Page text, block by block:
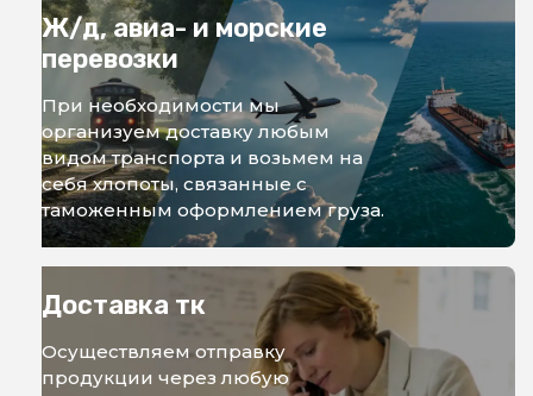
Ж/д, авиа- и морские
перевозки
При необходимости мы
организуем доставку любым
видом транспорта и возьмем на
себя хлопоты, связанные с
таможенным оформлением груза.
Доставка тк
Осуществляем отправку
продукции через любую